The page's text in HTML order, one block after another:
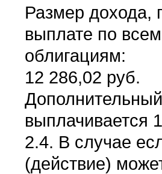
Размер дохода,
выплате по
облигациям:
12 286,02 руб.
выплачивается
2.4. В случае
(действие)